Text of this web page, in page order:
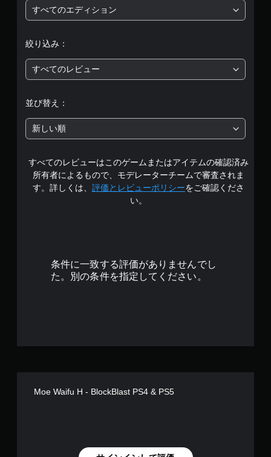
価
5
段
中
の
3
.
すべてのエディション
絞り込み：
すべてのレビュー
並び替え：
新しい順
すべてのレビューはこのゲームまたはアイテムの確認済み
所有者によるもので、モデレーターチームで審査されま
す。詳しくは、 評価とレビューポリシーをご確認くださ
い。
条件に一致する評価がありませんでし
た。別の条件を指定してください。
Moe Waifu H - BlockBlast PS4 & PS5